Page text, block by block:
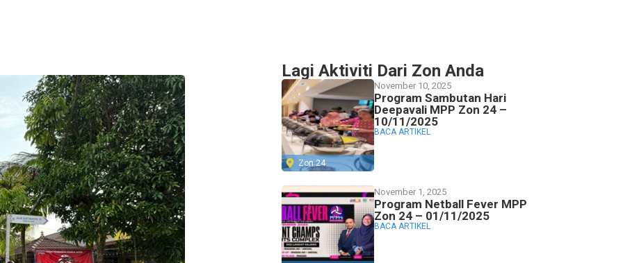
Lagi Aktiviti Dari Zon Anda
Zon 24
November 10, 2025
Program Sambutan Hari
Deepavali MPP Zon 24 –
10/11/2025
BACA ARTIKEL
November 1, 2025
Program Netball Fever MPP
Zon 24 – 01/11/2025
BACA ARTIKEL